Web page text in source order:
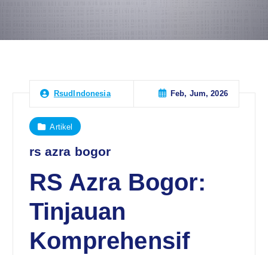
RsudIndonesia Feb, Jum, 2026
Artikel
rs azra bogor
RS Azra Bogor:
Tinjauan
Komprehensif